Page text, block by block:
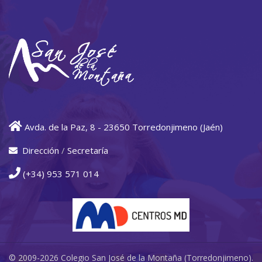
Avda. de la Paz, 8 - 23650 Torredonjimeno (Jaén)
Dirección / Secretaría
(+34) 953 571 014
© 2009-2026 Colegio San José de la Montaña (Torredonjimeno).